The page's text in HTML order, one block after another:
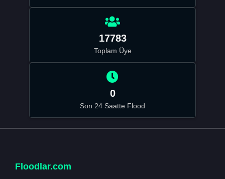
17783
Toplam Üye
0
Son 24 Saatte Flood
Floodlar.com